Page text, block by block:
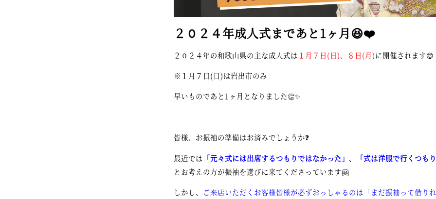
２０２４年成人式まであと1ヶ月😆❤️
２０２４年の和歌山県の主な成人式は １月７日(日)、８日(月)に開催されます😌
※１月７日(日)は岩出市のみ
早いものであと1ヶ月となりました👏✨
皆様、お振袖の準備はお済みでしょうか❓
最近では 「元々式には出席するつもりではなかった」 、 「式は洋服で行くつも
とお考えの方が振袖を選びに来てくださっています🤗
しかし、 ご来店いただくお客様皆様が必ずおっしゃるのは「まだ振袖って借り